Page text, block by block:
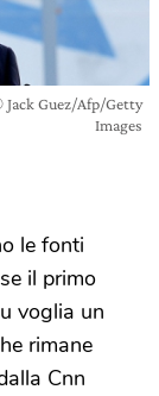
Guez/Afp/Getty
Images
le fonti
il primo
voglia un
rimane
Cnn